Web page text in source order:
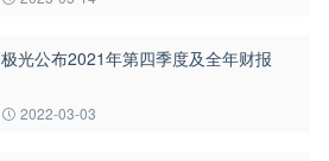
极光公布2021年第四季度及全年财报
2022-03-03